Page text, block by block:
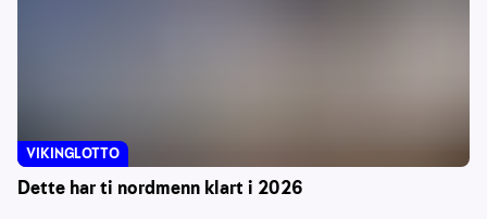
Dette har ti nordmenn klart i 2026
VIKINGLOTTO